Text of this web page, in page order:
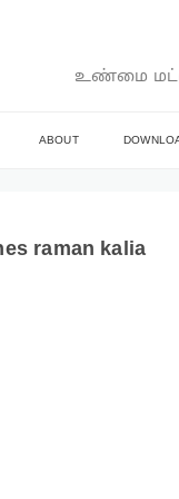
உண்மை
ABOUT
raman kalia